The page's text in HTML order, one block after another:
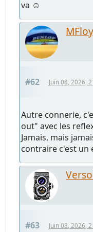
va ☺️
#62 Juin 08, 2026,
Autre connerie,
out" avec les
Jamais, mais
contraire c'est un
#63 Juin 08, 2026,